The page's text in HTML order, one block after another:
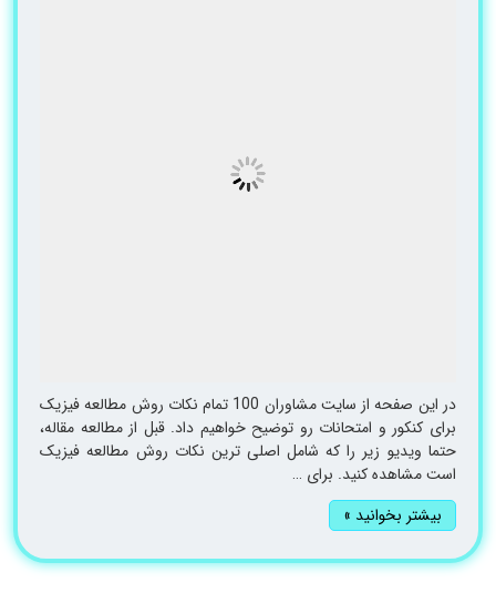
در این صفحه از سایت مشاوران 100 تمام نکات روش مطالعه فیزیک
برای کنکور و امتحانات رو توضیح خواهیم داد. قبل از مطالعه مقاله،
حتما ویدیو زیر را که شامل اصلی ترین نکات روش مطالعه فیزیک
است مشاهده کنید. برای …
بیشتر بخوانید »